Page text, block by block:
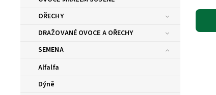
OŘECHY
DRAŽOVANÉ OVOCE A OŘECHY
SEMENA
Alfalfa
Dýně